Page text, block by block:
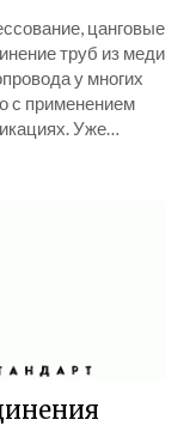
цанговые
труб из меди
у многих
с применением
Уже…